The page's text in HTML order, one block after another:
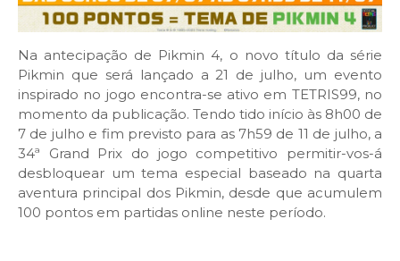
Na antecipação de Pikmin 4, o novo título da série
Pikmin que será lançado a 21 de julho, um evento
inspirado no jogo encontra-se ativo em TETRIS99, no
momento da publicação. Tendo tido início às 8h00 de
7 de julho e fim previsto para as 7h59 de 11 de julho, a
34ª Grand Prix do jogo competitivo permitir-vos-á
desbloquear um tema especial baseado na quarta
aventura principal dos Pikmin, desde que acumulem
100 pontos em partidas online neste período.